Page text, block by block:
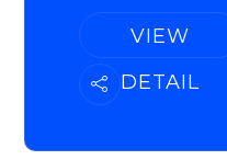
VIEW
DETAIL